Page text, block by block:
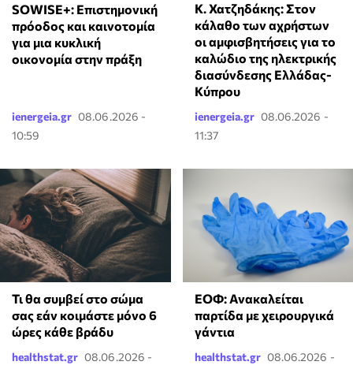
SOWISE+: Επιστημονική
πρόοδος και καινοτομία
για μια κυκλική
οικονομία στην πράξη
ienergeia.gr 08.06.2026 -
10:59
Κ. Χατζηδάκης: Στον
κάλαθο των αχρήστων
οι αμφισβητήσεις για το
καλώδιο της ηλεκτρικής
διασύνδεσης Ελλάδας-
Κύπρου
ienergeia.gr 08.06.2026 -
11:37
Τι θα συμβεί στο σώμα
σας εάν κοιμάστε μόνο 6
ώρες κάθε βράδυ
healthstat.gr 08.06.2026 -
ΕΟΦ: Ανακαλείται
παρτίδα με χειρουργικά
γάντια
healthstat.gr 08.06.2026 -